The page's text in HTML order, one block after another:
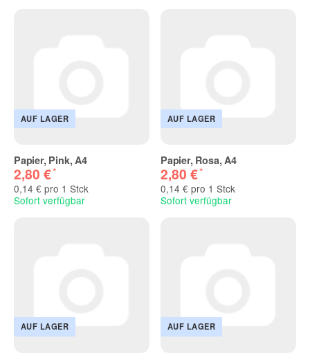
AUF LAGER
Papier, Pink, A4
2,80 €*
0,14 € pro 1 Stck
Sofort verfügbar
AUF LAGER
Papier, Rosa, A4
2,80 €*
0,14 € pro 1 Stck
Sofort verfügbar
AUF LAGER AUF LAGER